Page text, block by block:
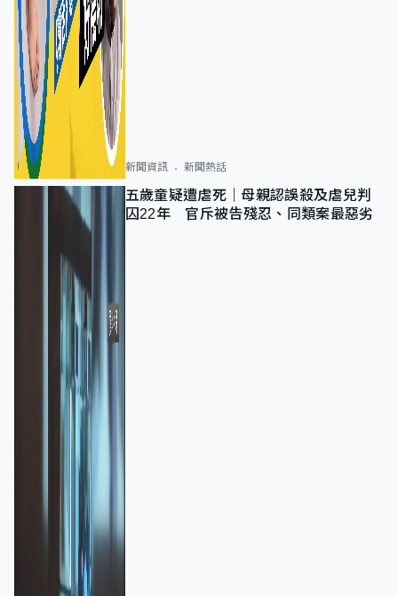
新聞資訊 新聞熱話
五歲童疑遭虐死｜母親認誤殺及虐兒判
囚22年 官斥被告殘忍、同類案最惡劣